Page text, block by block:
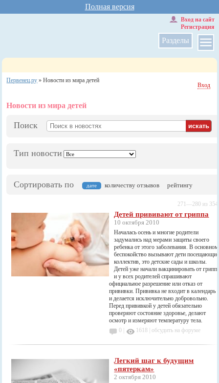
Полная версия
Разделы
Вход на сайт
Регистрация
Первенец.ру »Новости из мира детей
Вход
Новости из мира детей
Поиск
Тип новости
Сортировать по дате количеству отзывов рейтингу
271—280 из
Детей прививают от гриппа
10 октября 2010
Началась осень и многие родители
задумались над мерами защиты своего
ребенка от этого заболевания. В основном
беспокойство вызывают дети посещающие
коллектив, это детские сады и школы.
Детей уже начали вакцинировать от
и у всех родителей спрашивают
официальное разрешение или отказ от
прививки. Прививка не входит в календарь
и делается исключительно добровольно.
Перед прививкой у детей обязательно
проверяют состояние здоровье, делают
осмотр и измеряют температуру тела.
0 |
1618 |обсудить на форуме
Легкий шаг к будущим
«пятеркам»
2 октября 2010